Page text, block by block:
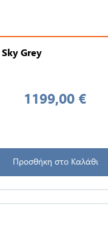
Grey
1199,00 €
Προσθήκη στο Καλάθι